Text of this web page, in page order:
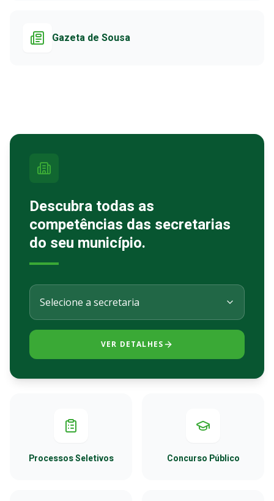
Gazeta de Sousa
Descubra todas as
competências das secretarias
do seu município.
VER DETALHES
Processos Seletivos Concurso Público